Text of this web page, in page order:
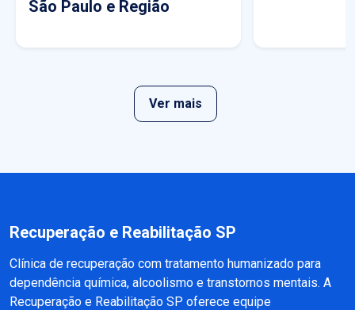
São Paulo e Região
Ver mais
Recuperação e Reabilitação SP
Clínica de recuperação com tratamento humanizado para
dependência química, alcoolismo e transtornos mentais. A
Recuperação e Reabilitação SP oferece equipe